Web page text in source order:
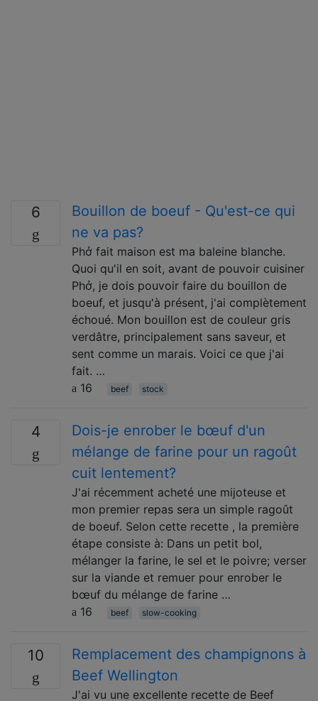
6
Bouillon de boeuf - Qu'est-ce qui
ne va pas?
Phở fait maison est ma baleine blanche.
Quoi qu'il en soit, avant de pouvoir cuisiner
Phở, je dois pouvoir faire du bouillon de
boeuf, et jusqu'à présent, j'ai complètement
échoué. Mon bouillon est de couleur gris
verdâtre, principalement sans saveur, et
sent comme un marais. Voici ce que j'ai
fait. …
16
beef stock
4
Dois-je enrober le bœuf d'un
mélange de farine pour un ragoût
cuit lentement?
J'ai récemment acheté une mijoteuse et
mon premier repas sera un simple ragoût
de boeuf. Selon cette recette , la première
étape consiste à: Dans un petit bol,
mélanger la farine, le sel et le poivre; verser
sur la viande et remuer pour enrober le
bœuf du mélange de farine …
16
beef slow-cooking
10
Remplacement des champignons à
Beef Wellington
J'ai vu une excellente recette de Beef